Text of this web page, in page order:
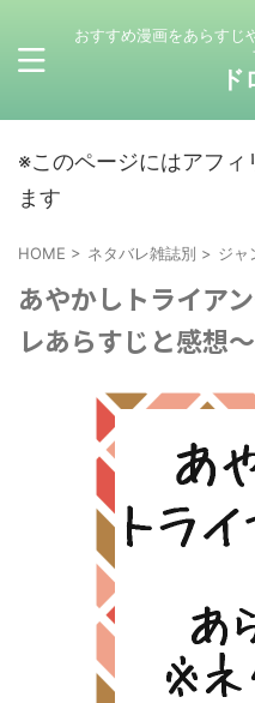
おすすめ漫画をあらすじ
※このページにはアフ
ます
HOME > ネタバレ雑誌別 > ジャ
あやかしトライア
レあらすじと感想